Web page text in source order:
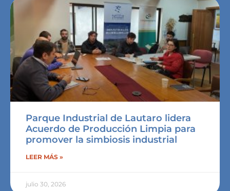
Parque Industrial de Lautaro lidera
Acuerdo de Producción Limpia para
promover la simbiosis industrial
LEER MÁS »
julio 30, 2026